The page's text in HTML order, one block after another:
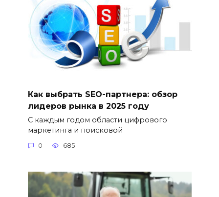
Как выбрать SEO-партнера: обзор
лидеров рынка в 2025 году
С каждым годом области цифрового
маркетинга и поисковой
0 685